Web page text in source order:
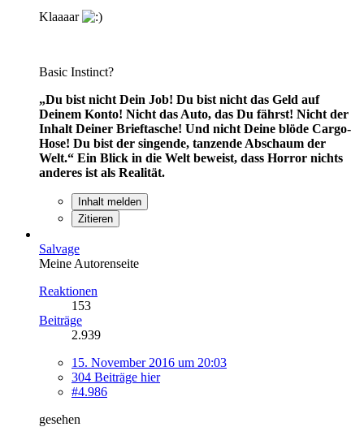
Klaaaar
Basic Instinct?
„Du bist nicht Dein Job! Du bist nicht das Geld auf
Deinem Konto! Nicht das Auto, das Du fährst! Nicht der
Inhalt Deiner Brieftasche! Und nicht Deine blöde Cargo-
Hose! Du bist der singende, tanzende Abschaum der
Welt.“ Ein Blick in die Welt beweist, dass Horror nichts
anderes ist als Realität.
Inhalt melden
Zitieren
Salvage
Meine Autorenseite
Reaktionen
153
Beiträge
2.939
15. November 2016 um 20:03
304 Beiträge hier
#4.986
gesehen